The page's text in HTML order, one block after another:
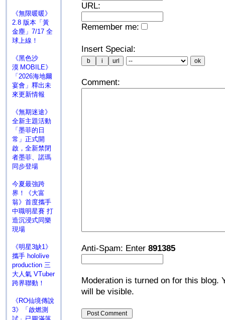
《無限暖暖》
2.8 版本「黃
金塵」7/17 全
球上線！
《黑色沙
漠 MOBILE》
「2026海地爾
宴會」釋出未
來更新情報
《無期迷途》
全新主題活動
「墨菲的日
常」正式開
啟，全新禁閉
者墨菲、諾瑪
同步登場
今夏最強跨
界！《大富
翁》首度攜手
中職明星賽 打
造沉浸式同樂
現場
《明星3缺1》
攜手 hololive
production 三
大人氣 VTuber
跨界聯動！
《RO仙境傳說
3》「啟燃測
URL:
Remember me:
Insert Special:
Comment:
Anti-Spam: Enter 891385
Moderation is turned on for this blog.
will be visible.